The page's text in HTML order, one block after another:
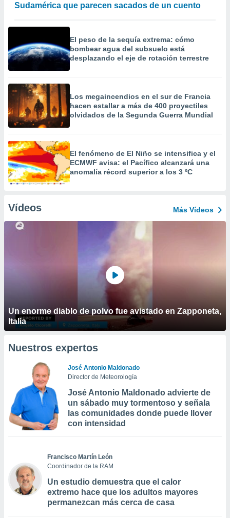
Sudamérica que parecen sacados de un cuento
El peso de la sequía extrema: cómo
bombear agua del subsuelo está
desplazando el eje de rotación terrestre
Los megaincendios en el sur de Francia
hacen estallar a más de 400 proyectiles
olvidados de la Segunda Guerra Mundial
El fenómeno de El Niño se intensifica y el
ECMWF avisa: el Pacífico alcanzará una
anomalía récord superior a los 3 ºC
Vídeos Más Vídeos
Un enorme diablo de polvo fue avistado en Zapponeta,
Italia
Nuestros expertos
José Antonio Maldonado
Director de Meteorología
José Antonio Maldonado advierte de
un sábado muy tormentoso y señala
las comunidades donde puede llover
con intensidad
Francisco Martín León
Coordinador de la RAM
Un estudio demuestra que el calor
extremo hace que los adultos mayores
permanezcan más cerca de casa